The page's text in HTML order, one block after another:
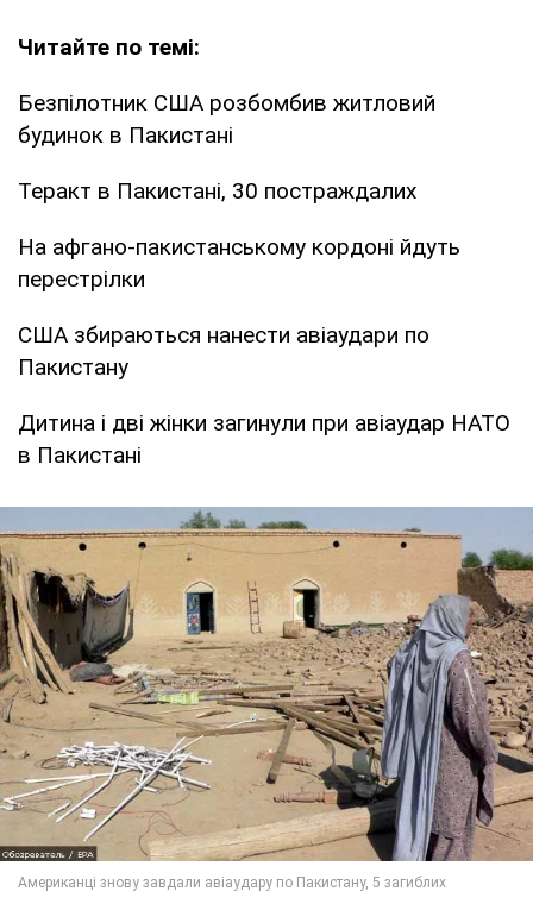
Читайте по темі:
Безпілотник США розбомбив житловий
будинок в Пакистані
Теракт в Пакистані, 30 постраждалих
На афгано-пакистанському кордоні йдуть
перестрілки
США збираються нанести авіаудари по
Пакистану
Дитина і дві жінки загинули при авіаудар НАТО
в Пакистані